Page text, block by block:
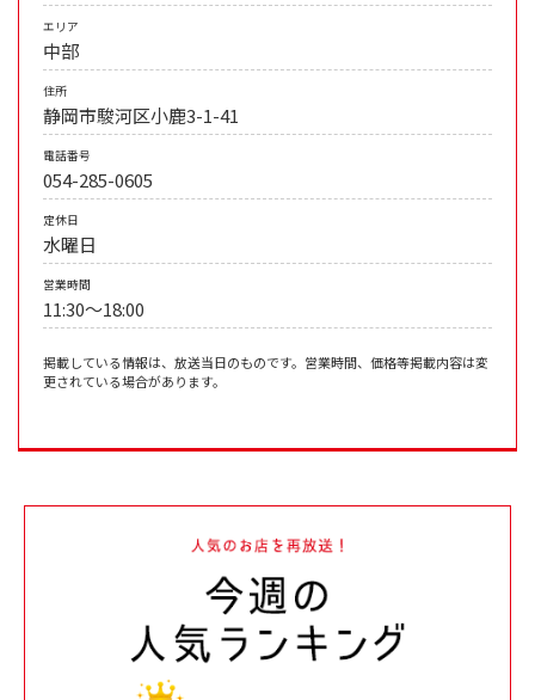
エリア
中部
住所
静岡市駿河区小鹿3-1-41
電話番号
054-285-0605
定休日
水曜日
営業時間
11:30～18:00
掲載している情報は、放送当日のものです。営業時間、価格等掲載内容は変
更されている場合があります。